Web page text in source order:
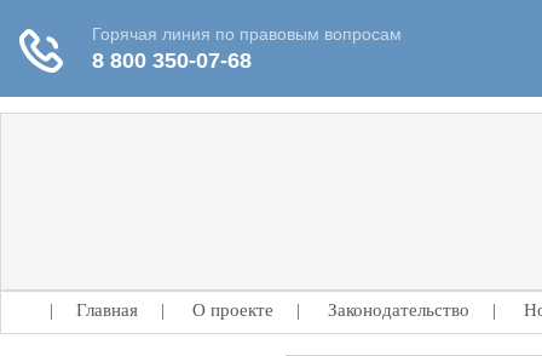
| Главная | О проекте | Законодательство |